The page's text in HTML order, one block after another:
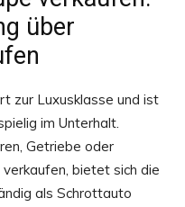
über
zur Luxusklasse und ist
im Unterhalt.
Getriebe oder
bietet sich die
als Schrottauto